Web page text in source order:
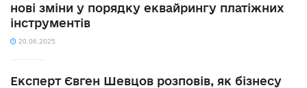
нові зміни у порядку еквайрингу платіжних
інструментів
20.06.2025
Експерт Євген Шевцов розповів, як бізнесу